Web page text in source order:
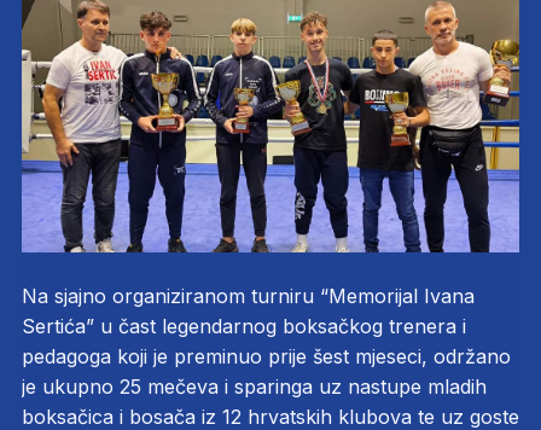
Na sjajno organiziranom turniru “Memorijal Ivana
Sertića” u čast legendarnog boksačkog trenera i
pedagoga koji je preminuo prije šest mjeseci, održano
je ukupno 25 mečeva i sparinga uz nastupe mladih
boksačica i bosača iz 12 hrvatskih klubova te uz goste